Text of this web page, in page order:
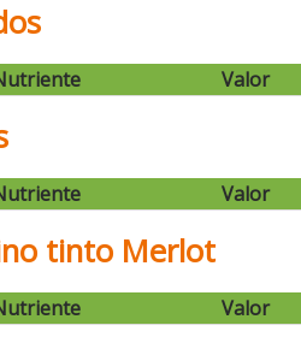
Valor
Valor
tinto Merlot
Valor